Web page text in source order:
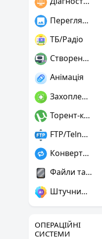
Переглядачі графіки
ТБ/Радіо
Створення ігор
Анімація
Захоплення відео
Торент-клієнти
FTP/Telnet/SSH
Конвертери
Файли та диски
Штучний інтелект
ОПЕРАЦІЙНІ
СИСТЕМИ